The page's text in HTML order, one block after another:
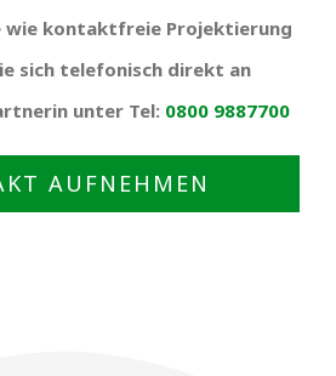
kontaktfreie Projektierung
sich telefonisch direkt an
unter Tel: 0800 9887700
AUFNEHMEN